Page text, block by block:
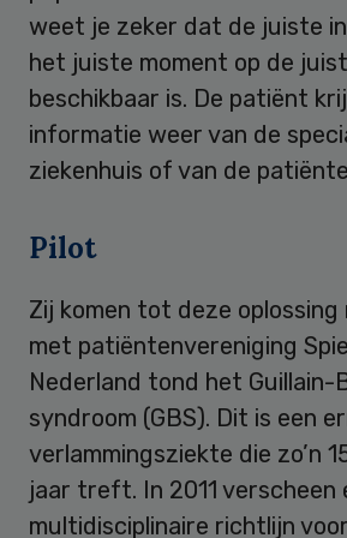
weet je zeker dat de juiste
het juiste moment op de
beschikbaar is. De patiënt
informatie weer van de
ziekenhuis of van de
Pilot
Zij komen tot deze oplossing
met patiëntenvereniging
Nederland tond het Guillain-
syndroom (GBS). Dit is een
verlammingsziekte die zo’n
jaar treft. In 2011 verscheen
multidisciplinaire richtlijn voor